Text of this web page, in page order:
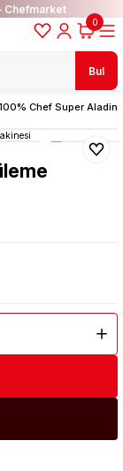
Chefmarket
Bul
0
Chef Super